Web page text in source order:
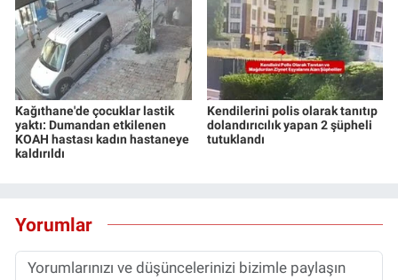
Kağıthane'de çocuklar lastik
yaktı: Dumandan etkilenen
KOAH hastası kadın hastaneye
kaldırıldı
Kendilerini polis olarak tanıtıp
dolandırıcılık yapan 2 şüpheli
tutuklandı
Yorumlar